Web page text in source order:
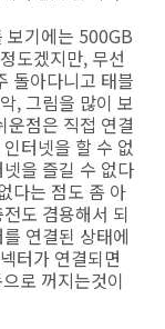
보기에는 500GB
도겠지만, 무선
돌아다니고 태블
, 그림을 많이 보
운점은 직접 연결
터넷을 할 수 없
을 즐길 수 없다
다는 점도 좀 아
도 겸용해서 되
연결된 상태에
터가 연결되면
로 꺼지는것이